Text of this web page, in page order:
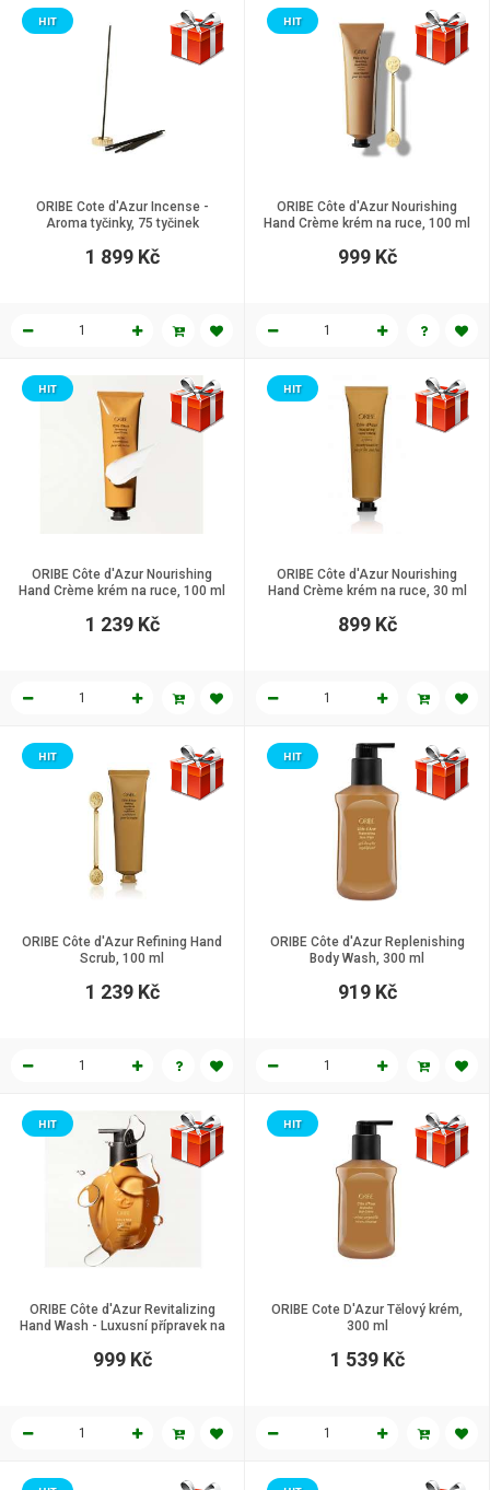
ORIBE Cote d'Azur Incense -
Aroma tyčinky, 75 tyčinek
HIT
1 899 Kč
ORIBE Côte d'Azur Nourishing
Hand Crème krém na ruce, 100 ml
HIT
999 Kč
ORIBE Côte d'Azur Nourishing
Hand Crème krém na ruce, 100 ml
HIT
1 239 Kč
ORIBE Côte d'Azur Nourishing
Hand Crème krém na ruce, 30 ml
HIT
899 Kč
ORIBE Côte d'Azur Refining Hand
Scrub, 100 ml
HIT
1 239 Kč
ORIBE Côte d'Azur Replenishing
Body Wash, 300 ml
HIT
919 Kč
ORIBE Côte d'Azur Revitalizing
Hand Wash - Luxusní přípravek na
HIT
999 Kč
ORIBE Cote D'Azur Tělový krém,
300 ml
HIT
1 539 Kč